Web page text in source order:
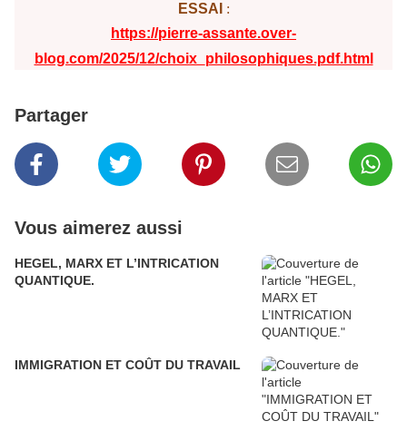
ESSAI :
https://pierre-assante.over-
blog.com/2025/12/choix_philosophiques.pdf.html
Partager
Vous aimerez aussi
HEGEL, MARX ET L’INTRICATION
QUANTIQUE.
IMMIGRATION ET COÛT DU TRAVAIL